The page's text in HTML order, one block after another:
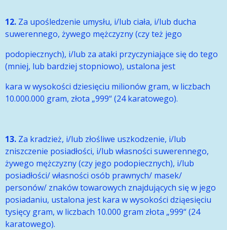
12. Za upośledzenie umysłu, i/lub ciała, i/lub ducha
suwerennego, żywego mężczyzny (czy też jego
podopiecznych), i/lub za ataki przyczyniające się do tego
(mniej, lub bardziej stopniowo), ustalona jest
kara w wysokości dziesięciu milionów gram, w liczbach
10.000.000 gram, złota „999“ (24 karatowego).
13. Za kradzież, i/lub złośliwe uszkodzenie, i/lub
zniszczenie posiadłości, i/lub własności suwerennego,
żywego mężczyzny (czy jego podopiecznych), i/lub
posiadłości/ własności osób prawnych/ masek/
personów/ znaków towarowych znajdujących się w jego
posiadaniu, ustalona jest kara w wysokości dziąesięciu
tysięcy gram, w liczbach 10.000 gram złota „999“ (24
karatowego).